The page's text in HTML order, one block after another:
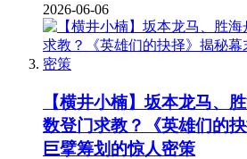
2026-06-06
【横井小楠】坂本龙马、
数登门求教？《英雄们的
巨擘筹划的惊人密策